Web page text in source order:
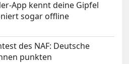
App kennt deine Gipfel
sogar offline
des NAF: Deutsche
punkten